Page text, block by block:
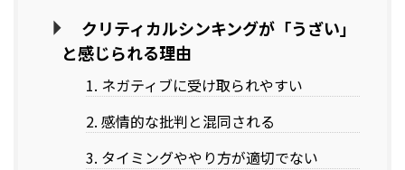
クリティカルシンキングが「うざい」
と感じられる理由
1. ネガティブに受け取られやすい
2. 感情的な批判と混同される
3. タイミングややり方が適切でない